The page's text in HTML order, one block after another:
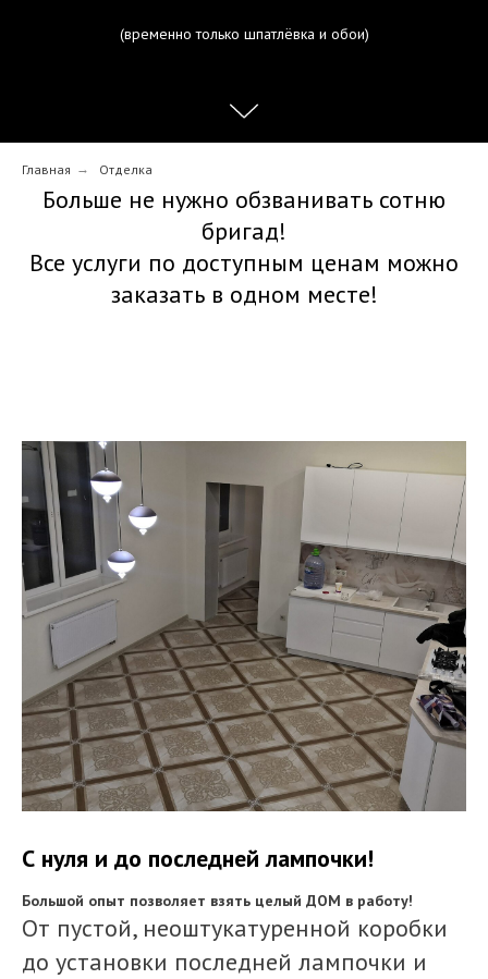
(временно только шпатлёвка и обои)
Главная → Отделка
Больше не нужно обзванивать сотню
бригад!
Все услуги по доступным ценам можно
заказать в одном месте!
С нуля и до последней лампочки!
Большой опыт позволяет взять целый ДОМ в работу!
От пустой, неоштукатуренной коробки
до установки последней лампочки и